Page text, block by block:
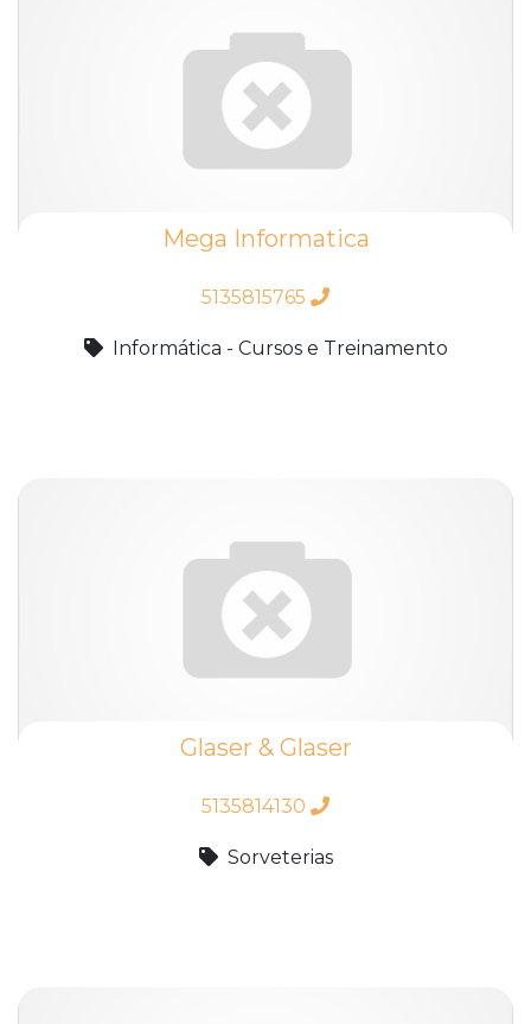
Mega Informatica
5135815765
Informática - Cursos e Treinamento
Glaser & Glaser
5135814130
Sorveterias